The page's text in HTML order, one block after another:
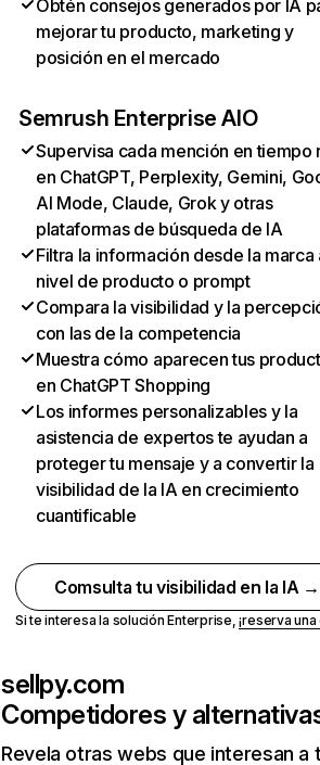
Obtén consejos generados por IA
mejorar tu producto, marketing y
posición en el mercado
Semrush Enterprise AIO
Supervisa cada mención en tiempo
en ChatGPT, Perplexity, Gemini,
AI Mode, Claude, Grok y otras
plataformas de búsqueda de IA
Filtra la información desde la marca
nivel de producto o prompt
Compara la visibilidad y la
con las de la competencia
Muestra cómo aparecen tus
en ChatGPT Shopping
Los informes personalizables y la
asistencia de expertos te ayudan a
proteger tu mensaje y a convertir la
visibilidad de la IA en crecimiento
cuantificable
Comsulta tu visibilidad en la IA →
Si te interesa la solución Enterprise,¡reserva
sellpy.com
Competidores y
Revela otras webs que interesan a